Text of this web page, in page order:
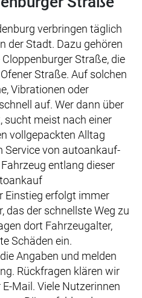
verbringen täglich
der Stadt. Dazu gehören
Straße, die
Straße. Auf solchen
Vibrationen oder
auf. Wer dann über
sucht meist nach einer
vollgepackten Alltag
Service von autoankauf-
entlang dieser
Einstieg erfolgt immer
das der schnellste Weg zu
dort Fahrzeugalter,
Schäden ein.
Angaben und melden
Rückfragen klären wir
Mail. Viele Nutzerinnen